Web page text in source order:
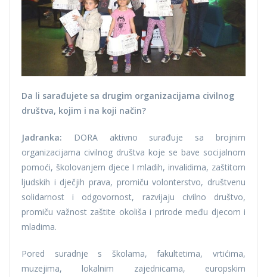
Da li sarađujete sa drugim organizacijama civilnog
društva, kojim i na koji način?
Jadranka: DORA aktivno surađuje sa brojnim
organizacijama civilnog društva koje se bave socijalnom
pomoći, školovanjem djece I mladih, invalidima, zaštitom
ljudskih i dječjih prava, promiču volonterstvo, društvenu
solidarnost i odgovornost, razvijaju civilno društvo,
promiču važnost zaštite okoliša i prirode među djecom i
mladima.
Pored suradnje s školama, fakultetima, vrtićima,
muzejima, lokalnim zajednicama, europskim